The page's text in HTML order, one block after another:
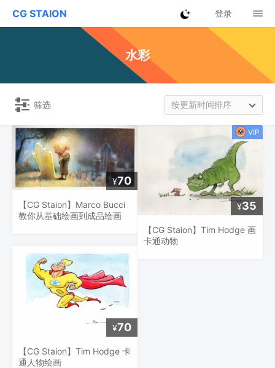
CG STAION 登录
水彩
筛选 按更新时间排序
¥70
【CG Staion】Marco Bucci
教你从基础绘画到成品绘画
¥70
【CG Staion】Tim Hodge 卡
通人物绘画
¥35
【CG Staion】Tim Hodge 画
卡通动物